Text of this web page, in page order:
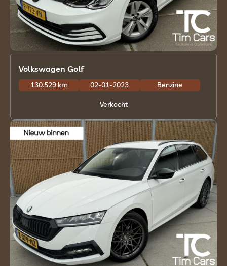
Volkswagen Golf
130.529 km 02-01-2023 Benzine
Verkocht